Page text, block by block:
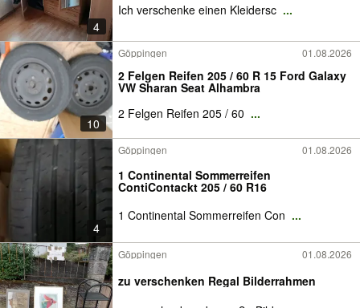
4
Ich verschenke einen Kleidersc ...
10
Göppingen 01.08.2026
2 Felgen Reifen 205 / 60 R 15 Ford Galaxy
VW Sharan Seat Alhambra
2 Felgen Reifen 205 / 60 ...
4
Göppingen 01.08.2026
1 Continental Sommerreifen
ContiContackt 205 / 60 R16
1 Continental Sommerreifen Con ...
Göppingen 01.08.2026
zu verschenken Regal Bilderrahmen